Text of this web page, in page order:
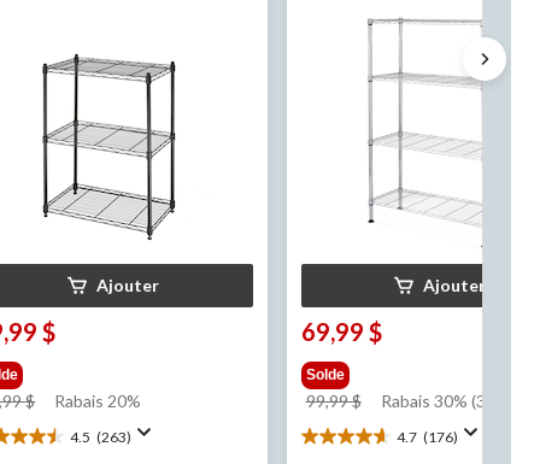
Ajouter
$
$
prix
était
49,99 $
Rabais 20%
4.5 (263)
Ajouter
69,99 $
Solde
99,99 $
prix
était
99,99 $
Rabais 30% (30.00 $)
4.7 (176)
4.7